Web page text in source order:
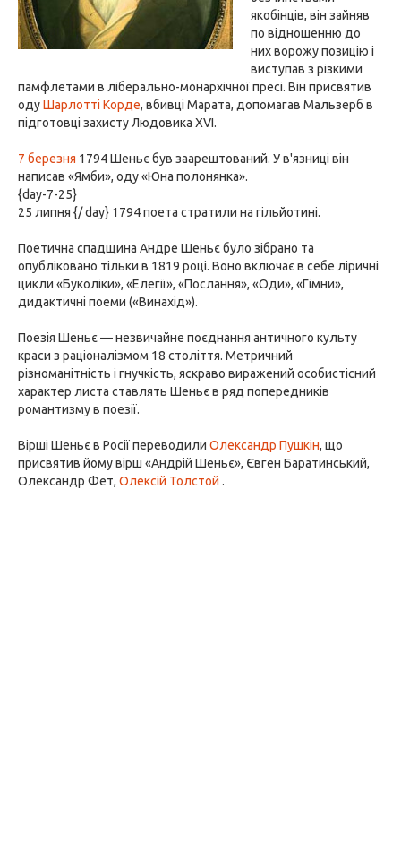
якобінців, він зайняв
по відношенню до
них ворожу позицію і
виступав з різкими
памфлетами в ліберально-монархічної пресі. Він присвятив
одуШарлотті Корде, вбивці Марата, допомагав Мальзерб в
підготовці захисту Людовика XVI.
7 березня 1794 Шеньє був заарештований. У в'язниці він
написав «Ямби», оду «Юна полонянка».
{day-7-25}
25 липня {/ day} 1794 поета стратили на гільйотині.
Поетична спадщина Андре Шеньє було зібрано та
опубліковано тільки в 1819 році. Воно включає в себе ліричні
цикли «Буколіки», «Елегії», «Послання», «Оди», «Гімни»,
дидактичні поеми («Винахід»).
Поезія Шеньє — незвичайне поєднання античного культу
краси з раціоналізмом 18 століття. Метричний
різноманітність і гнучкість, яскраво виражений особистісний
характер листа ставлять Шеньє в ряд попередників
романтизму в поезії.
Вірші Шеньє в Росії переводили Олександр Пушкін, що
присвятив йому вірш «Андрій Шеньє», Євген Баратинський,
Олександр Фет, Олексій Толстой .